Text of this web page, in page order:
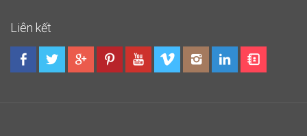
Liên kết